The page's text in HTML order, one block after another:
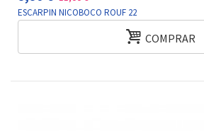
ESCARPIN NICOBOCO ROUF 22
COMPRAR